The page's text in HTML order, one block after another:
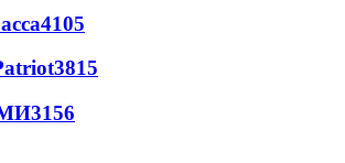
4105
3815
3156